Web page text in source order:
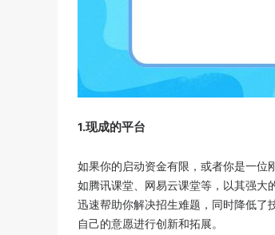
1.现成的平台
如果你的启动资金有限，或者你是一位
如腾讯课堂、网易云课堂等，以其强大
迅速帮助你解决招生难题，同时降低了
自己的意愿进行创新和拓展。